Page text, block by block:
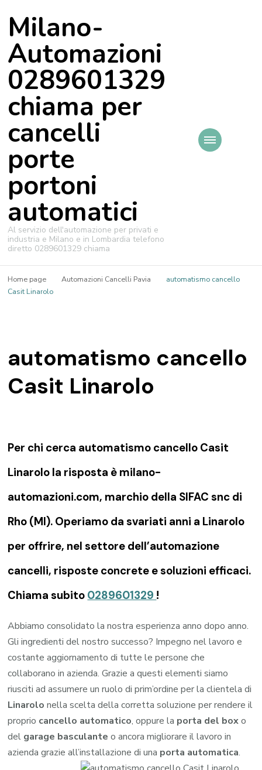
Milano-
Automazioni
0289601329
chiama per
cancelli
porte
portoni
automatici
Al servizio dell'automazione per privati e
industria e Milano e in Lombardia telefono
diretto 0289601329 chiama
Home page Automazioni Cancelli Pavia
automatismo cancello
Casit Linarolo
automatismo cancello
Casit Linarolo
Per chi cerca automatismo cancello Casit
Linarolo la risposta è milano-
automazioni.com, marchio della SIFAC snc di
Rho (MI). Operiamo da svariati anni a Linarolo
per offrire, nel settore dell’automazione
cancelli, risposte concrete e soluzioni efficaci.
Chiama subito 0289601329 !
Abbiamo consolidato la nostra esperienza anno dopo anno.
Gli ingredienti del nostro successo? Impegno nel lavoro e
costante aggiornamento di tutte le persone che
collaborano in azienda. Grazie a questi elementi siamo
riusciti ad assumere un ruolo di prim’ordine per la clientela di
Linarolo nella scelta della corretta soluzione per rendere il
proprio cancello automatico, oppure la porta del boxo
del garage basculante o ancora migliorare il lavoro in
azienda grazie all’installazione di una porta automatica.